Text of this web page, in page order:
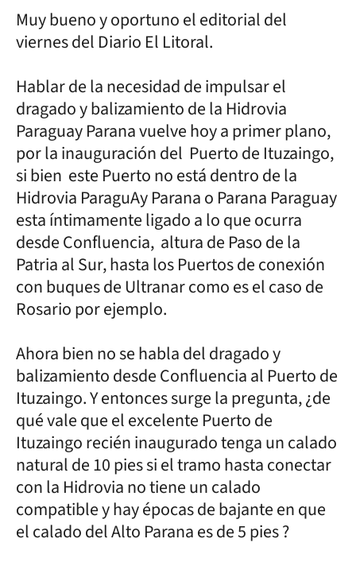
Muy bueno y oportuno el editorial del
viernes del Diario El Litoral.
Hablar de la necesidad de impulsar el
dragado y balizamiento de la Hidrovia
Paraguay Parana vuelve hoy a primer plano,
por la inauguración del Puerto de Ituzaingo,
si bien este Puerto no está dentro de la
Hidrovia ParaguAy Parana o Parana Paraguay
esta íntimamente ligado a lo que ocurra
desde Confluencia, altura de Paso de la
Patria al Sur, hasta los Puertos de conexión
con buques de Ultranar como es el caso de
Rosario por ejemplo.
Ahora bien no se habla del dragado y
balizamiento desde Confluencia al Puerto de
Ituzaingo. Y entonces surge la pregunta, ¿de
qué vale que el excelente Puerto de
Ituzaingo recién inaugurado tenga un calado
natural de 10 pies si el tramo hasta conectar
con la Hidrovia no tiene un calado
compatible y hay épocas de bajante en que
el calado del Alto Parana es de 5 pies ?